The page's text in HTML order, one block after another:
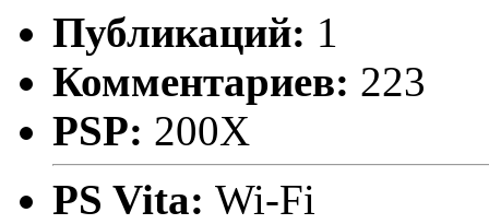
Публикаций: 1
Комментариев: 223
PSP: 200X
PS Vita: Wi-Fi